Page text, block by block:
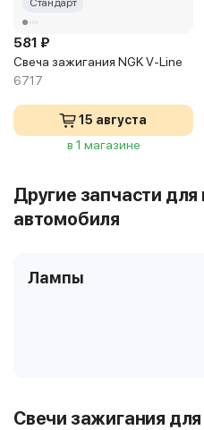
Стандарт
581 ₽
Свеча зажигания NGK V-Line
6717
15 августа
в 1 магазине
Другие запчасти для
автомобиля
Лампы
Свечи зажигания